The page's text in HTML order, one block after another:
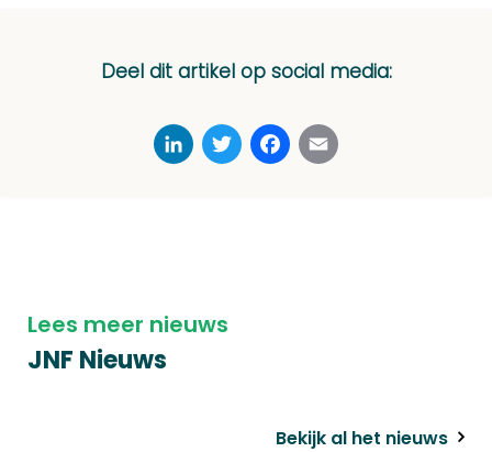
Deel dit artikel op social media:
LinkedInTwitterFacebook
Lees meer nieuws
JNF Nieuws
Bekijk al het nieuws